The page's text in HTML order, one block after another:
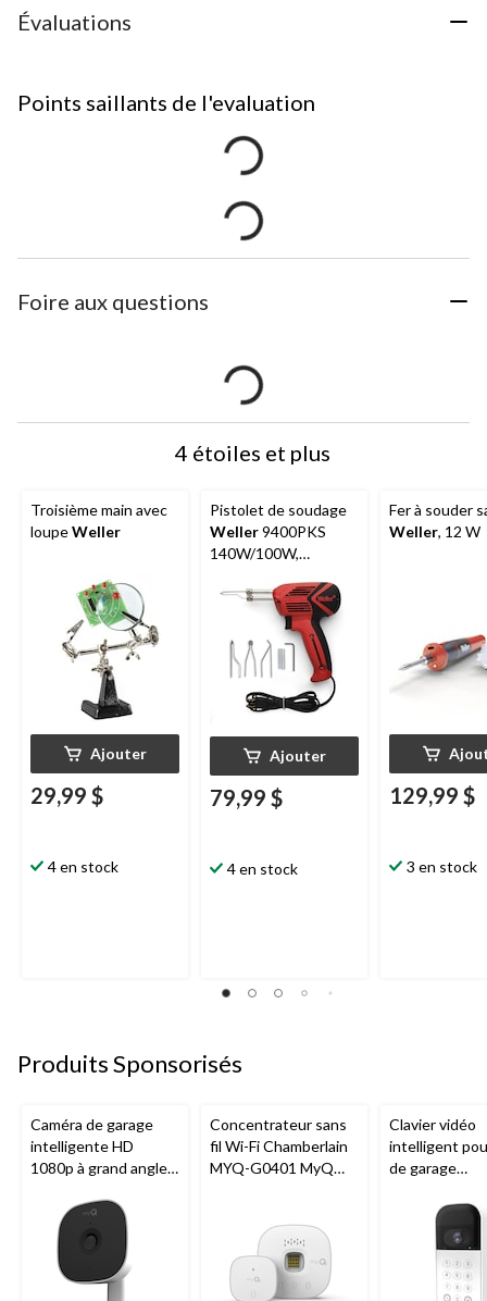
Évaluations
Points saillants de l'evaluation
Foire aux questions
4 étoiles et plus
Troisième main avec
loupeWeller
Ajouter
29,99 $
4 en stock
Pistolet de soudage
Weller9400PKS
140W/100W,
chaleur double
Ajouter
79,99 $
4 en stock
Fer à souder
Weller, 12 W
129,99 $
3 en stock
Produits Sponsorisés
Caméra de garage
intelligente HD
1080p à grand angle
nocturne, résistante
aux intempéries
Concentrateur sans
fil Wi-Fi Chamberlain
MYQ-G0401 MyQ
Clavier vidéo
intelligent
de garage
nocturne,
aux